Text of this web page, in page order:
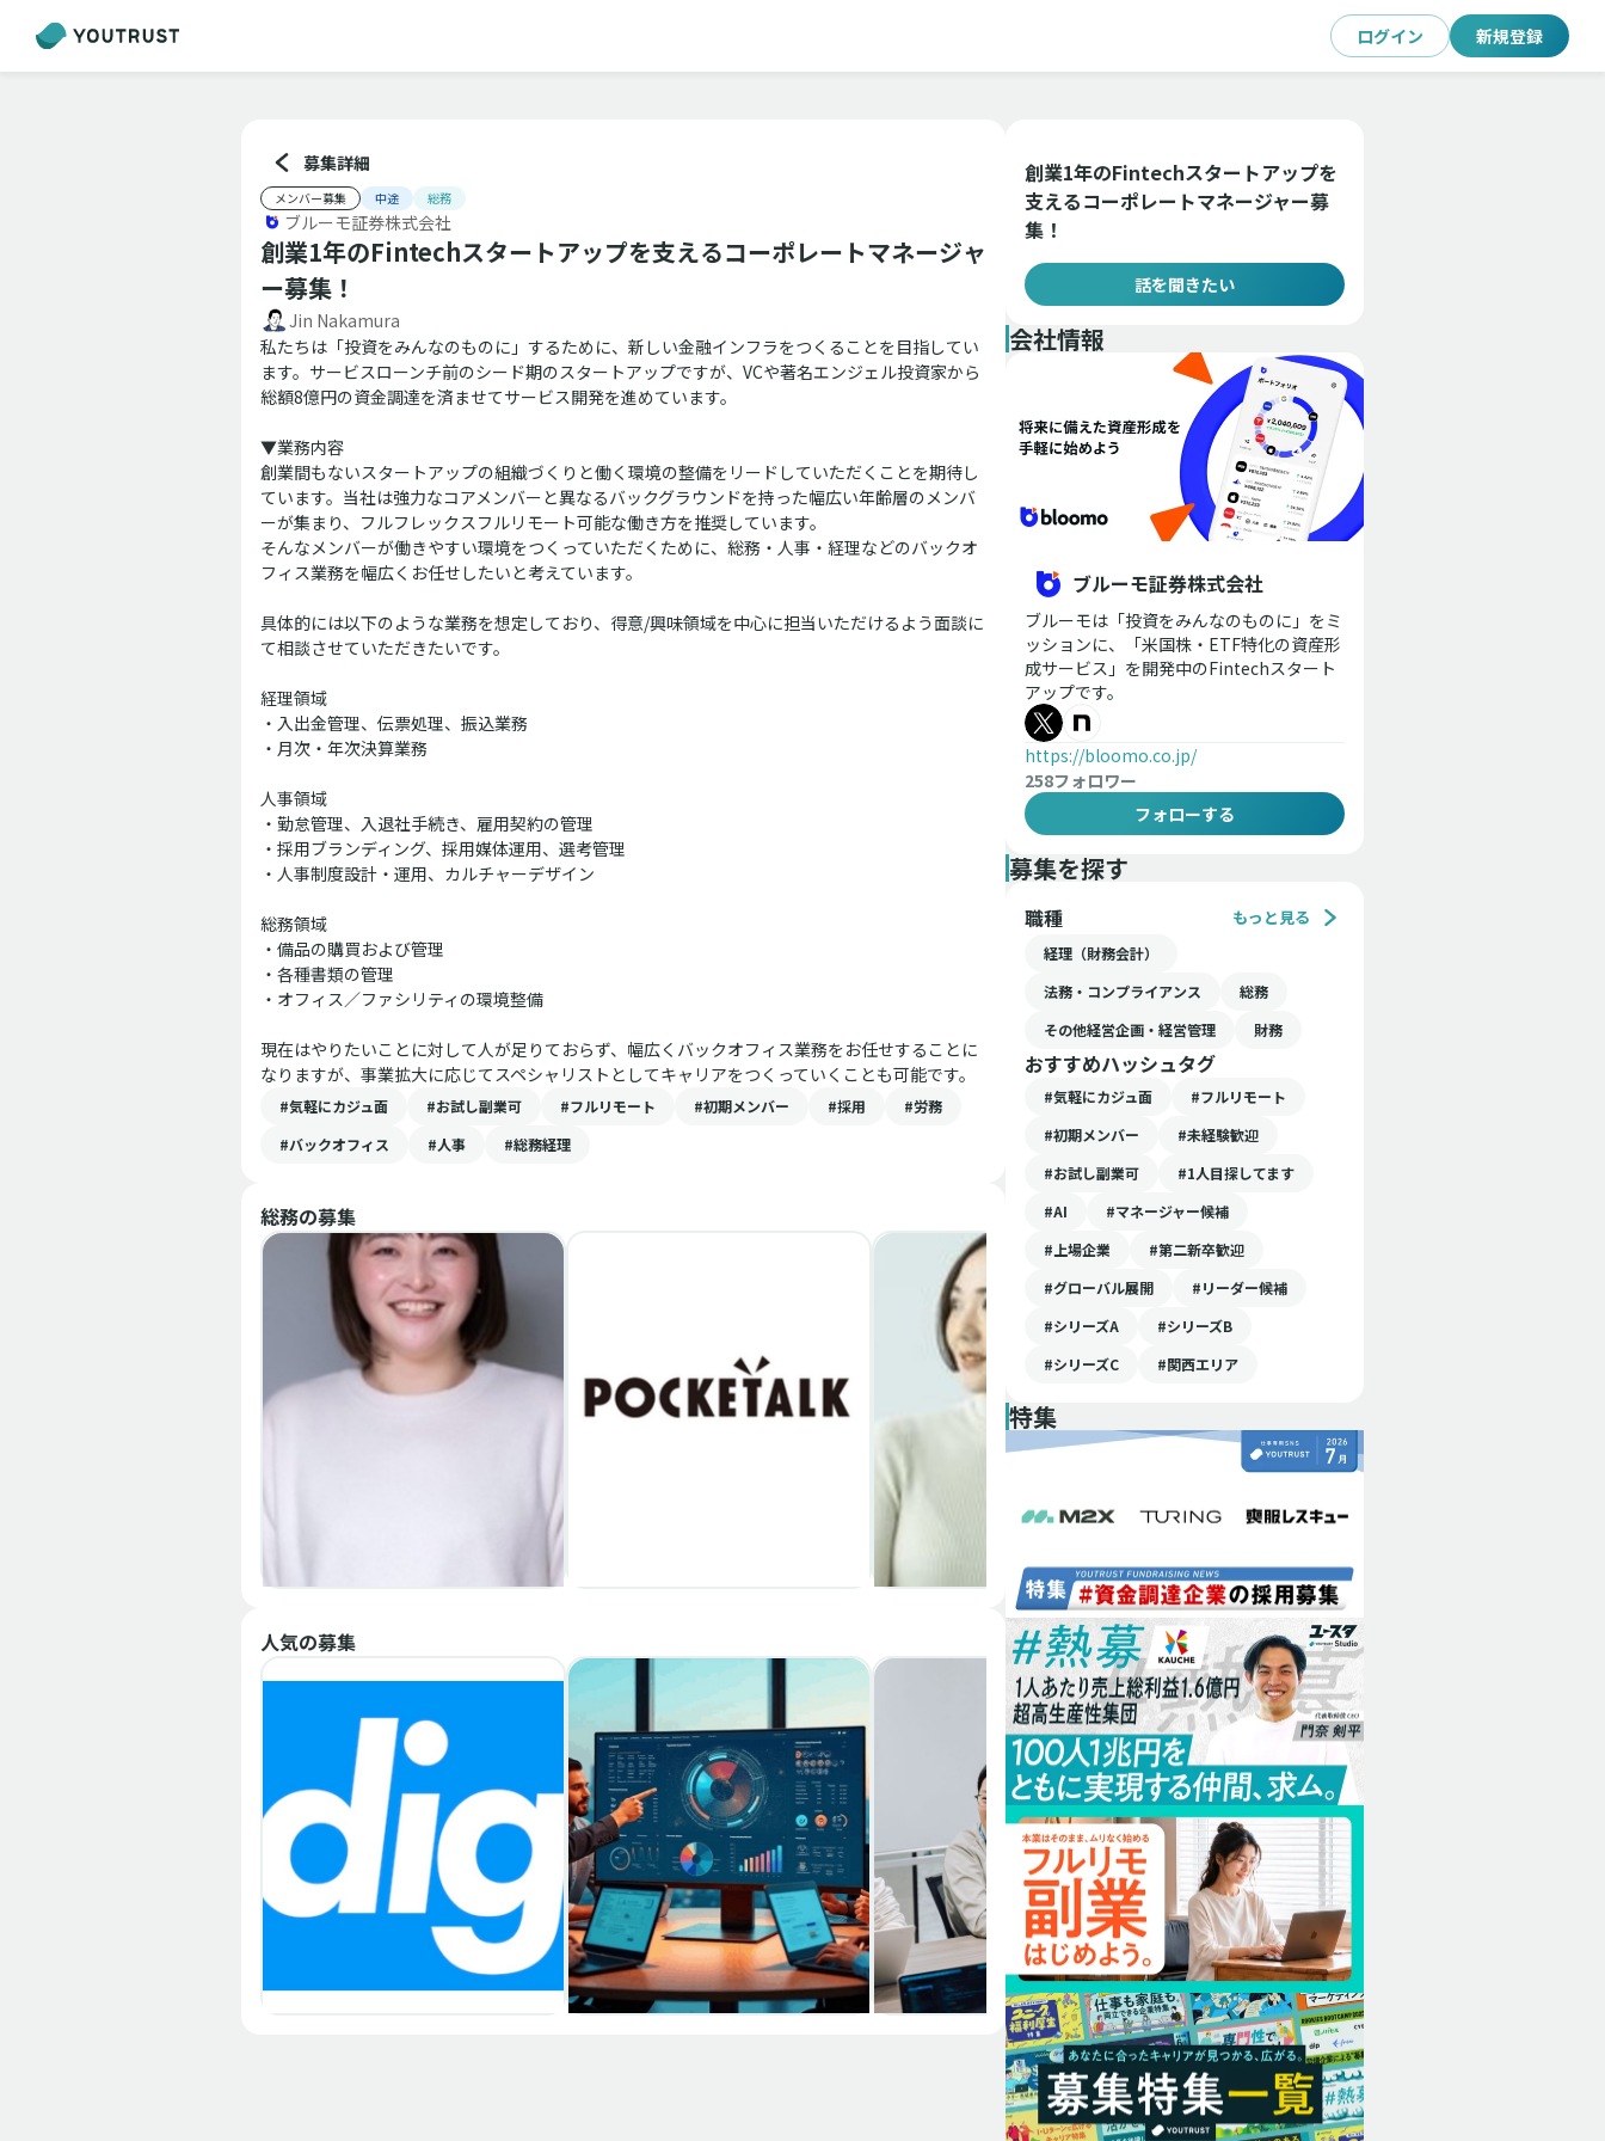
ログイン 新規登録
募集詳細
メンバー募集 中途 総務
ブルーモ証券株式会社
創業1年のFintechスタートアップを支えるコーポレートマネージャ
ー募集！
Jin Nakamura
私たちは「投資をみんなのものに」するために、新しい金融インフラをつくることを目指してい
ます。サービスローンチ前のシード期のスタートアップですが、VCや著名エンジェル投資家から
総額8億円の資金調達を済ませてサービス開発を進めています。
▼業務内容
創業間もないスタートアップの組織づくりと働く環境の整備をリードしていただくことを期待し
ています。当社は強力なコアメンバーと異なるバックグラウンドを持った幅広い年齢層のメンバ
ーが集まり、フルフレックスフルリモート可能な働き方を推奨しています。
そんなメンバーが働きやすい環境をつくっていただくために、総務・人事・経理などのバックオ
フィス業務を幅広くお任せしたいと考えています。
具体的には以下のような業務を想定しており、得意/興味領域を中心に担当いただけるよう面談に
て相談させていただきたいです。
経理領域
・入出金管理、伝票処理、振込業務
・月次・年次決算業務
人事領域
・勤怠管理、入退社手続き、雇用契約の管理
・採用ブランディング、採用媒体運用、選考管理
・人事制度設計・運用、カルチャーデザイン
総務領域
・備品の購買および管理
・各種書類の管理
・オフィス／ファシリティの環境整備
現在はやりたいことに対して人が足りておらず、幅広くバックオフィス業務をお任せすることに
なりますが、事業拡大に応じてスペシャリストとしてキャリアをつくっていくことも可能です。
#気軽にカジュ面 #お試し副業可 #フルリモート #初期メンバー #採用
#労務
#バックオフィス
#人事 #総務経理
総務の募集
急成長SaaS企業の総務事務
スタッフ｜残業月20h・土日
祝休・港区芝浦
岸根 梢衣
ポケトーク株式会社
総務スペシャリストの方、お
会いしたいです！
佐々木 貴良
中途 総務
株式会社ARCH
不妊治療クリニックを一緒に
創る！運営基盤を支えるバッ
クオフィス担当者を募集！
CityCamp株式会社
で。「処理力」で事業を前に
人気の募集
副業 テックリード
Nishika株式会社
開発組織を"AIネイティ
カジュアル面談 副業
Nova Lane
在宅でできるデータ入力スタ
ッフ募集｜未経験歓迎
坂井 菜穂子
創業1年のFintechスタートアップを
支えるコーポレートマネージャー募
集！
話を聞きたい
会社情報
ブルーモ証券株式会社
ブルーモは「投資をみんなのものに」をミ
ッションに、「米国株・ETF特化の資産形
成サービス」を開発中のFintechスタート
アップです。
https://bloomo.co.jp/
258フォロワー
フォローする
募集を探す
職種 もっと見る
経理（財務会計）
法務・コンプライアンス
総務
その他経営企画・経営管理
財務
おすすめハッシュタグ
#気軽にカジュ面
#フルリモート
#初期メンバー
#未経験歓迎
#お試し副業可
#1人目探してます
#AI
#マネージャー候補
#上場企業
#第二新卒歓迎
#グローバル展開
#リーダー候補
#シリーズA
#シリーズB
#シリーズC
#関西エリア
特集